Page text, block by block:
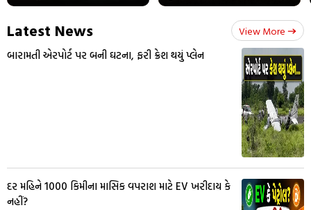
Latest News View More
બારામતી એરપોર્ટ પર બની ઘટના, ફરી ક્રેશ થયું પ્લેન
દર મહિને 1000 કિમીના માસિક વપરાશ માટે EV ખરીદાય કે
નહીં?